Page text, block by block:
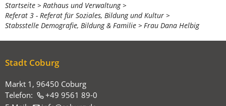
Sie
befinden
sich
Startseite
Rathaus und Verwaltung
Referat 3 - Referat für Soziales, Bildung und Kultur
Stabsstelle Demografie, Bildung & Familie
Frau Dana Helbig
Stadt Coburg
Markt 1, 96450 Coburg
Telefon:
+49 9561 89-0